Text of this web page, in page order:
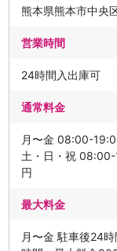
熊本県熊本市中央
営業時間
24時間入出庫可
通常料金
月〜金 08:00-
土・日・祝
円
最大料金
月〜金 駐車後24